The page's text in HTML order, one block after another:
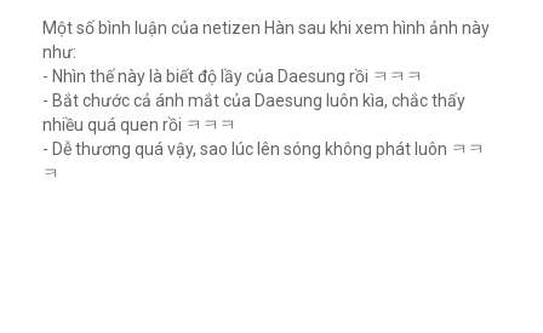
Một số bình luận của netizen Hàn sau khi xem hình ảnh này
như:
- Nhìn thế này là biết độ lầy của Daesung rồi ㅋㅋㅋ
- Bắt chước cả ánh mắt của Daesung luôn kìa, chắc thấy
nhiều quá quen rồi ㅋㅋㅋ
- Dễ thương quá vậy, sao lúc lên sóng không phát luôn ㅋㅋ
ㅋ